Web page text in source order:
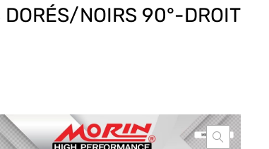
DORÉS/NOIRS 90°-DROIT